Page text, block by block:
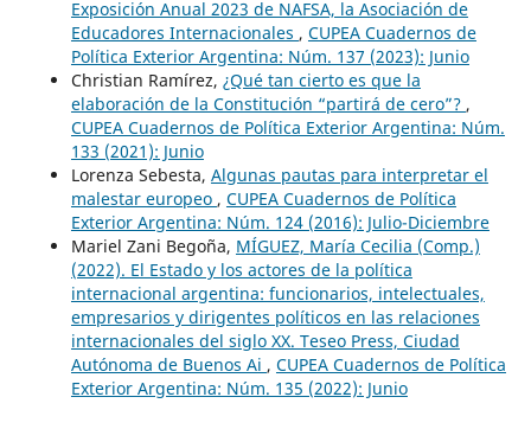
Exposición Anual 2023 de NAFSA, la Asociación de
Educadores Internacionales , CUPEA Cuadernos de
Política Exterior Argentina: Núm. 137 (2023): Junio
Christian Ramírez, ¿Qué tan cierto es que la
elaboración de la Constitución “partirá de cero”? ,
CUPEA Cuadernos de Política Exterior Argentina: Núm.
133 (2021): Junio
Lorenza Sebesta, Algunas pautas para interpretar el
malestar europeo , CUPEA Cuadernos de Política
Exterior Argentina: Núm. 124 (2016): Julio-Diciembre
Mariel Zani Begoña, MÍGUEZ, María Cecilia (Comp.)
(2022). El Estado y los actores de la política
internacional argentina: funcionarios, intelectuales,
empresarios y dirigentes políticos en las relaciones
internacionales del siglo XX. Teseo Press, Ciudad
Autónoma de Buenos Ai , CUPEA Cuadernos de Política
Exterior Argentina: Núm. 135 (2022): Junio